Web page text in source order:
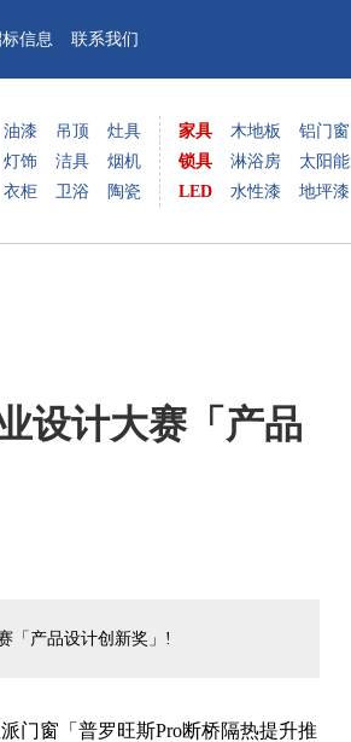
信息 联系我们
油漆
灯饰
衣柜
吊顶
洁具
卫浴
灶具
烟机
陶瓷
家具
锁具
LED
木地板
淋浴房
水性漆
铝门窗
太阳能
地坪漆
设计大赛「产品
「产品设计创新奖」!
窗「普罗旺斯Pro断桥隔热提升推